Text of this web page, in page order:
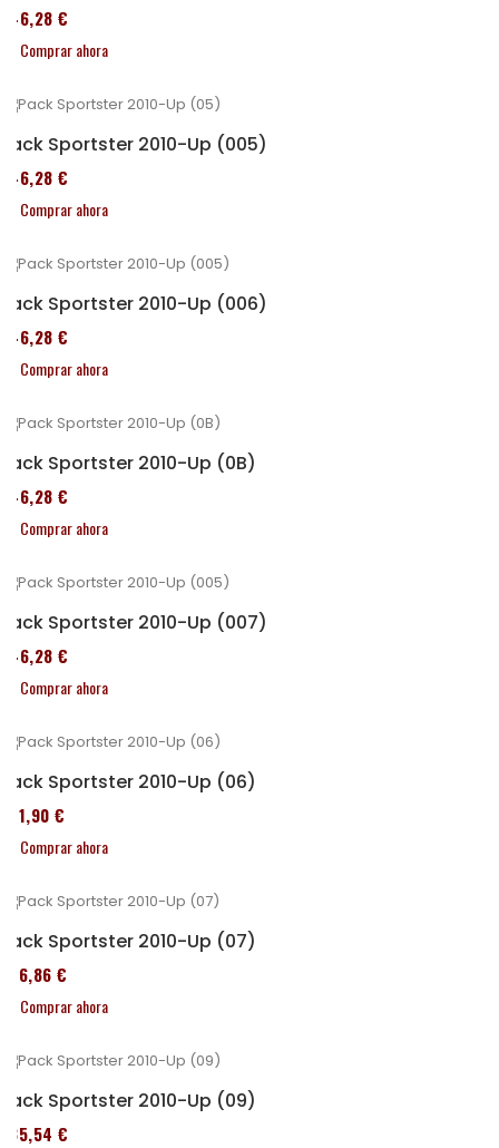
246,28 €
Comprar ahora
Pack Sportster 2010-Up (005)
246,28 €
Comprar ahora
Pack Sportster 2010-Up (006)
246,28 €
Comprar ahora
Pack Sportster 2010-Up (0B)
246,28 €
Comprar ahora
Pack Sportster 2010-Up (007)
246,28 €
Comprar ahora
Pack Sportster 2010-Up (06)
371,90 €
Comprar ahora
Pack Sportster 2010-Up (07)
276,86 €
Comprar ahora
Pack Sportster 2010-Up (09)
235,54 €